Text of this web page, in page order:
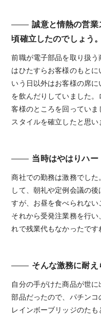
誠意と情熱の営
頃確立したのでしょう。
前職が電子部品を取り扱
はひたすらお客様のもと
いう日以外はお客様の席
を飲んだりしていました
客様のところを回ってい
スタイルを確立したと思い
当時はやはりハー
商社での勤務は激務でし
して、朝礼や定例会議の
すが、お昼を食べられない
それから受発注業務を行
れで残業代もなかったです
そんな激務に耐え
自分の手がけた商品が世
部品だったので、パチンコ
レインボーブリッジのた